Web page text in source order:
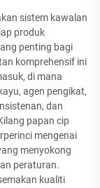
sistem kawalan
produk
penting bagi
komprehensif ini
di mana
agen pengikat,
dan
papan cip
mengenai
menyokong
peraturan.
kualiti